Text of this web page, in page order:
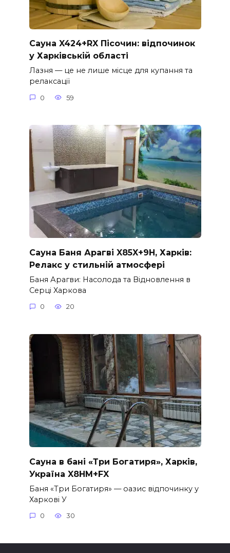
Сауна X424+RX Пісочин: відпочинок
у Харківській областi
Лазня — це не лише місце для купання та
релаксації
0 59
Сауна Баня Арагві X85X+9H, Харків:
Релакс у стильній атмосфері
Баня Арагви: Насолода та Відновлення в
Серці Харкова
0 20
Сауна в бані «Три Богатиря», Харків,
Україна X8HM+FX
Баня «Три Богатиря» — оазис відпочинку у
Харкові У
0 30